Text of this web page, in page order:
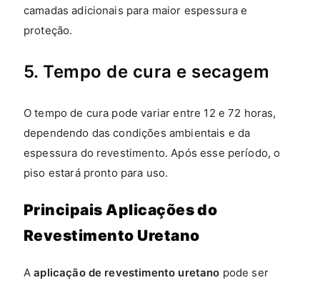
camadas adicionais para maior espessura e
proteção.
5. Tempo de cura e secagem
O tempo de cura pode variar entre 12 e 72 horas,
dependendo das condições ambientais e da
espessura do revestimento. Após esse período, o
piso estará pronto para uso.
Principais Aplicações do
Revestimento Uretano
Aaplicação de revestimento uretano pode ser